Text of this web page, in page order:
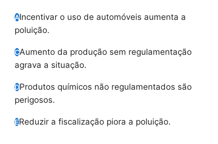
AIncentivar o uso de automóveis aumenta a
poluição.
CAumento da produção sem regulamentação
agrava a situação.
DProdutos químicos não regulamentados são
perigosos.
EReduzir a fiscalização piora a poluição.